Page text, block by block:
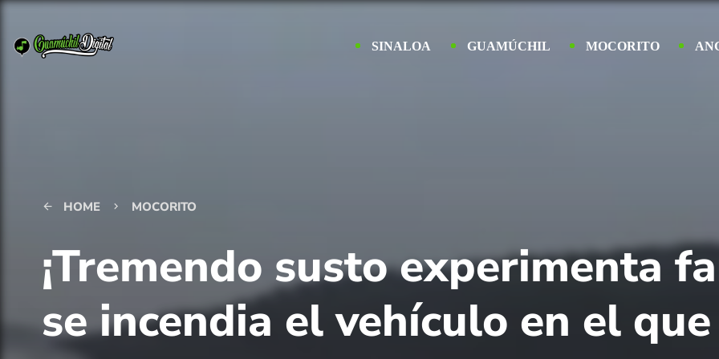
SINALOA GUAMÚCHIL MOCORITO
arrow_back HOME keyboard_arrow_right MOCORITO
¡Tremendo susto experimenta
se incendia el vehículo en el